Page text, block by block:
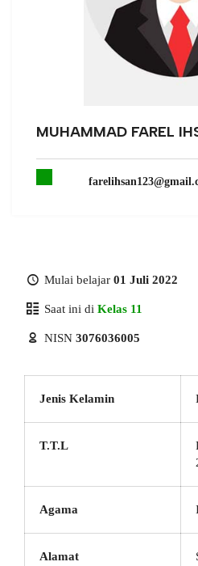
MUHAMMAD FAREL
Mulai belajar 01 Juli 2022
Saat ini di Kelas 11
NISN 3076036005
Jenis Kelamin
T.T.L
Agama
Alamat